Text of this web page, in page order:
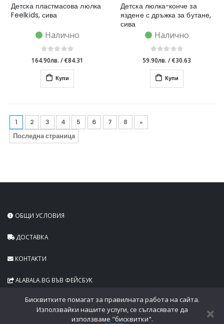
Детска пластмасова люлка
Feelkids, сива
Налично
164.90лв. /€84.31
Купи
Детска люлка-конче за
яздене с дръжка за бутане,
сива
Налично
59.90лв. /€30.63
Купи
1 2 3 4 5 6 7 8
»
Последна страница
ОБЩИ УСЛОВИЯ
ДОСТАВКА
КОНТАКТИ
ALABALA.BG ВЪВ ФЕЙСБУК
Бисквитките помагат за правилната работа на сайта.
Използвайки нашите услуги, се съгласявате да
използваме "бисквитки".